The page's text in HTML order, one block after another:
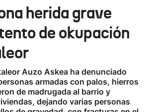
Ikusmiran
Eguraldia
herida grave
de okupación
Auzo Askea ha denunciado
armadas con palos, hierros
de madrugada al barrio y
dejando varias personas